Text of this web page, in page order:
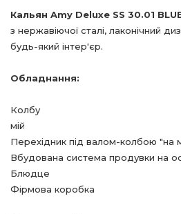
Кальян Amy Deluxe SS 30.01
з нержавіючої сталі, лаконічний
будь-який інтер'єр.
Обладнання:
Колбу
мій
Перехідник під валом-колбою "на
Вбудована система продувки на
Блюдце
Фірмова коробка